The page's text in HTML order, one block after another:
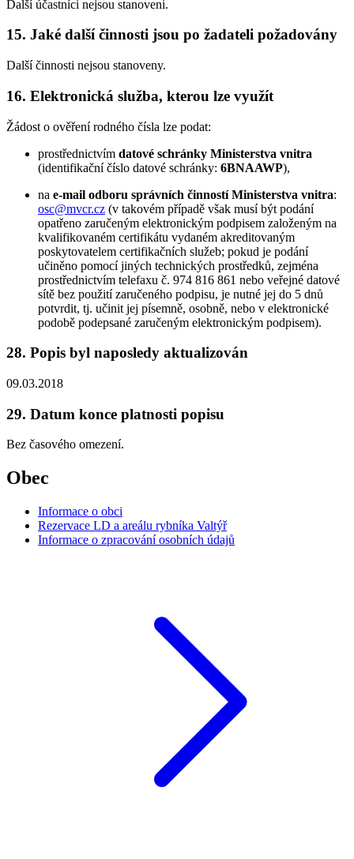
Další účastníci nejsou stanoveni.
15. Jaké další činnosti jsou po žadateli požadovány
Další činnosti nejsou stanoveny.
16. Elektronická služba, kterou lze využít
Žádost o ověření rodného čísla lze podat:
prostřednictvím datové schránky Ministerstva vnitra
(identifikační číslo datové schránky: 6BNAAWP),
na e-mail odboru správních činností Ministerstva vnitra:
osc@mvcr.cz (v takovém případě však musí být podání
opatřeno zaručeným elektronickým podpisem založeným na
kvalifikovaném certifikátu vydaném akreditovaným
poskytovatelem certifikačních služeb; pokud je podání
učiněno pomocí jiných technických prostředků, zejména
prostřednictvím telefaxu č. 974 816 861 nebo veřejné datové
sítě bez použití zaručeného podpisu, je nutné jej do 5 dnů
potvrdit, tj. učinit jej písemně, osobně, nebo v elektronické
podobě podepsané zaručeným elektronickým podpisem).
28. Popis byl naposledy aktualizován
09.03.2018
29. Datum konce platnosti popisu
Bez časového omezení.
Obec
Informace o obci
Rezervace LD a areálu rybníka Valtýř
Informace o zpracování osobních údajů